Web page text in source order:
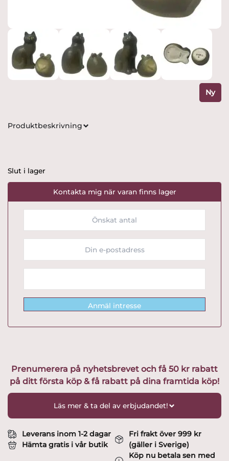
Ny
Produktbeskrivning
Slut i lager
Kontakta mig när varan finns lager
Anmäl intresse
Prenumerera på nyhetsbrevet och få 50 kr rabatt
på ditt första köp & få rabatt på dina framtida köp!
Läs mer & ta del av erbjudandet!
Leverans inom 1-2 dagar
Hämta gratis i vår butik
Fri frakt över 999 kr
(gäller i Sverige)
Köp nu betala sen med